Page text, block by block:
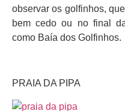
observar os golfinhos,
bem cedo ou no final
como Baía dos Golfinhos.
PRAIA DA PIPA